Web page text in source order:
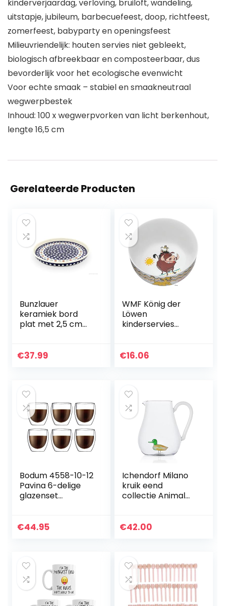
kinderverjaardag, verloving, bruiloft, wandeling,
uitstapje, jubileum, barbecuefeest, doop, richtfeest,
zomerfeest, babyparty en openingsfeest
Milieuvriendelijk: houten servies niet gebleekt,
biologisch afbreekbaar en composteerbaar, dus
bevorderlijk voor het ecologische evenwicht
Voor echte smaak – stabiel en smaakneutraal
wegwerpbestek
Inhoud: 100 x wegwerpvorken van licht berkenhout,
lengte 16,5 cm
Gerelateerde Producten
Bunzlauer
keramiek bord
plat met 2,5 cm
€37.99
WMF König der
Löwen
kinderservies
vaatwasmachineb
€16.06
Bodum 4558-10-12
Pavina 6-delige
glazenset
liter) transparant
€44.95
Ichendorf Milano
kruik eend
collectie Animal
€42.00